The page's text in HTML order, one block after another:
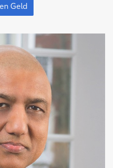
Geld